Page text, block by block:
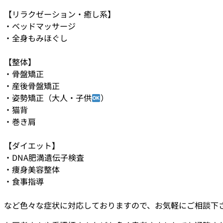
【リラクゼーション・癒し系】
・ベッドマッサージ
・全身もみほぐし
【整体】
・骨盤矯正
・産後骨盤矯正
・姿勢矯正（大人・子供
）
・猫背
・巻き肩
【ダイエット】
・DNA肥満遺伝子検査
・痩身美容整体
・食事指導
など色々な症状に対応しておりますので、お気軽にご相談下